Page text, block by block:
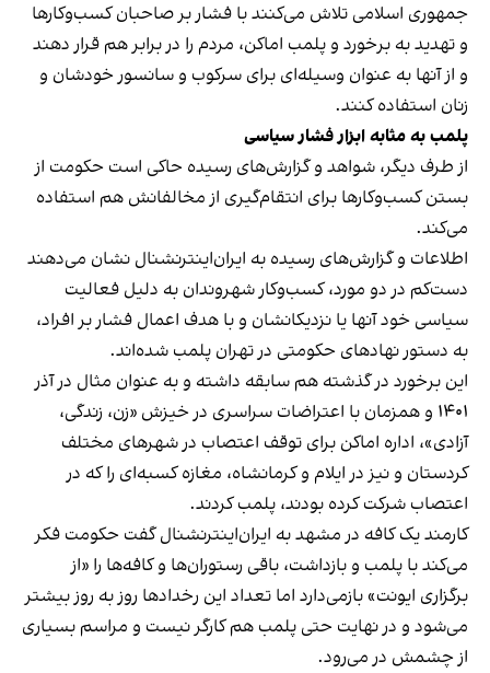
جمهوری اسلامی تلاش می‌کنند با فشار بر صاحبان کسب‌وکارها
و تهدید به برخورد و پلمب اماکن، مردم را در برابر هم قرار دهند
و از آنها به عنوان وسیله‌ای برای سرکوب و سانسور خودشان و
زنان استفاده کنند.
پلمب به مثابه ابزار فشار سیاسی
از طرف دیگر، شواهد و گزارش‌های رسیده حاکی است حکومت از
بستن کسب‌وکارها برای انتقام‌گیری از مخالفانش هم استفاده
می‌کند.
اطلاعات و گزارش‌های رسیده به ایران‌اینترنشنال نشان می‌دهند
دست‌کم در دو مورد، کسب‌وکار شهروندان به دلیل فعالیت
سیاسی خود آنها یا نزدیکانشان و با هدف اعمال فشار بر افراد،
به دستور نهادهای حکومتی در تهران پلمب شده‌اند.
این برخورد در گذشته هم سابقه داشته و به عنوان مثال در آذر
۱۴۰۱ و همزمان با اعتراضات سراسری در خیزش «زن، زندگی،
آزادی»، اداره اماکن برای توقف اعتصاب در شهرهای مختلف
کردستان و نیز در ایلام و کرمانشاه، مغازه کسبه‌ای را که در
اعتصاب شرکت کرده بودند، پلمب کردند.
کارمند یک کافه در مشهد به ایران‌اینترنشنال گفت حکومت فکر
می‌کند با پلمب و بازداشت، باقی رستوران‌ها و کافه‌ها را «از
برگزاری ایونت» بازمی‌دارد اما تعداد این رخدادها روز به روز بیشتر
می‌شود و در نهایت حتی پلمب هم کارگر نیست و مراسم بسیاری
از چشمش در می‌رود.